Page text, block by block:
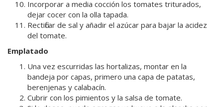
Incorporar a media cocción los tomates triturados,
dejar cocer con la olla tapada.
Rectificar de sal y añadir el azúcar para bajar la acidez
del tomate.
Emplatado
Una vez escurridas las hortalizas, montar en la
bandeja por capas, primero una capa de patatas,
berenjenas y calabacín.
Cubrir con los pimientos y la salsa de tomate.